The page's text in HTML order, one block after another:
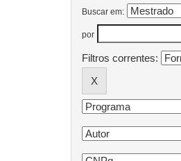
Buscar em:
por
Filtros correntes: